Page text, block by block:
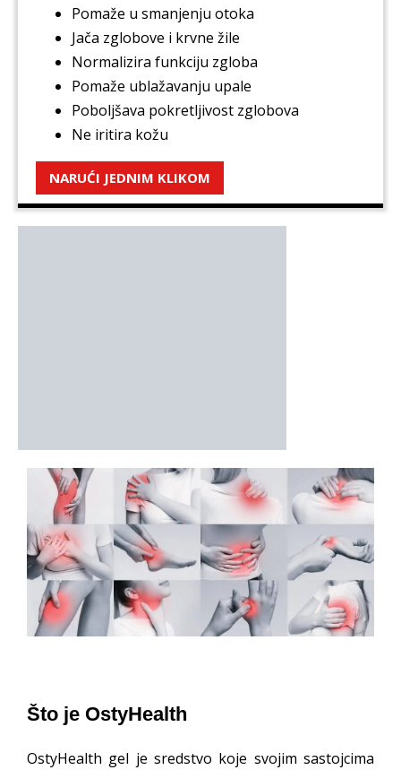
Pomaže u smanjenju otoka
Jača zglobove i krvne žile
Normalizira funkciju zgloba
Pomaže ublažavanju upale
Poboljšava pokretljivost zglobova
Ne iritira kožu
NARUĆI JEDNIM KLIKOM
Što je OstyHealth
OstyHealth gel je sredstvo koje svojim sastojcima